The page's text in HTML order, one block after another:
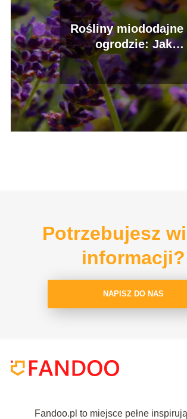
Rośliny miododajne
ogrodzie: Jak
przyciągnąć
motyle
Potrzebujesz
informacji?
NAPISZ DO NAS
Fandoo.pl to miejsce pełne